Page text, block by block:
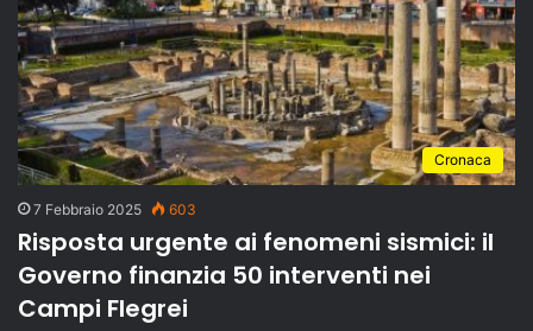
Cronaca
7 Febbraio 2025 603
Risposta urgente ai fenomeni sismici: il
Governo finanzia 50 interventi nei
Campi Flegrei